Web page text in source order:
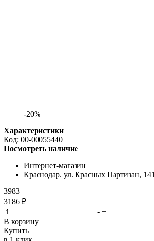
-20%
Характеристики
Код: 00-00055440
Посмотреть наличие
Интернет-магазин
Краснодар. ул. Красных Партизан, 141
3983
3186 ₽
- +
В корзину
Купить
в 1 клик